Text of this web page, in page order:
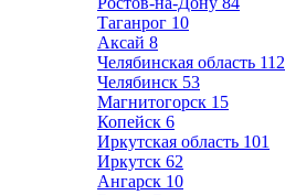
Таганрог 10
Аксай 8
Челябинская область 112
Челябинск 53
Магнитогорск 15
Копейск 6
Иркутская область 101
Иркутск 62
Ангарск 10